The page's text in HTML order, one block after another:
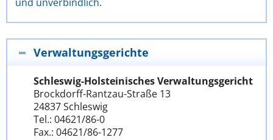
Verwaltungsgerichte
Schleswig-Holsteinisches Verwaltungsgericht
Brockdorff-Rantzau-Straße 13
24837 Schleswig
Tel.: 04621/86-0
Fax.: 04621/86-1277